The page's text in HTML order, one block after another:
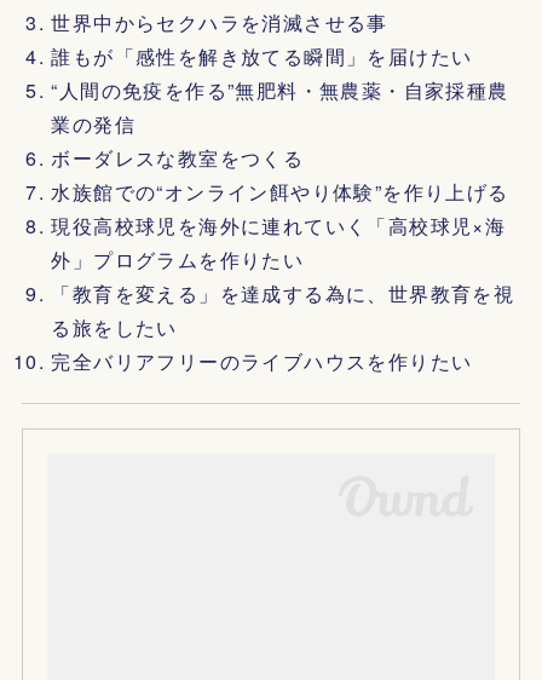
世界中からセクハラを消滅させる事
誰もが「感性を解き放てる瞬間」を届けたい
“人間の免疫を作る”無肥料・無農薬・自家採種農
業の発信
ボーダレスな教室をつくる
水族館での“オンライン餌やり体験”を作り上げる
現役高校球児を海外に連れていく「高校球児×海
外」プログラムを作りたい
「教育を変える」を達成する為に、世界教育を視
る旅をしたい
完全バリアフリーのライブハウスを作りたい